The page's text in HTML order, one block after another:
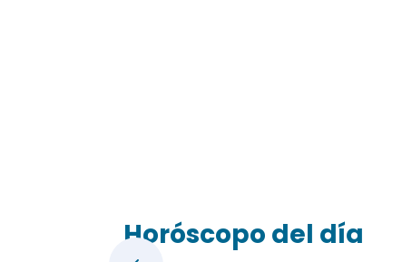
Horóscopo del día